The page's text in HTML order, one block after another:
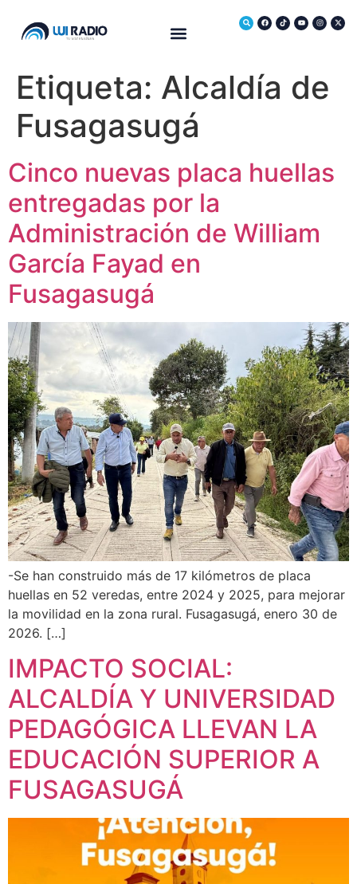
Etiqueta: Alcaldía de
Fusagasugá
Cinco nuevas placa huellas
entregadas por la
Administración de William
García Fayad en
Fusagasugá
-Se han construido más de 17 kilómetros de placa
huellas en 52 veredas, entre 2024 y 2025, para mejorar
la movilidad en la zona rural. Fusagasugá, enero 30 de
2026. […]
IMPACTO SOCIAL:
ALCALDÍA Y UNIVERSIDAD
PEDAGÓGICA LLEVAN LA
EDUCACIÓN SUPERIOR A
FUSAGASUGÁ